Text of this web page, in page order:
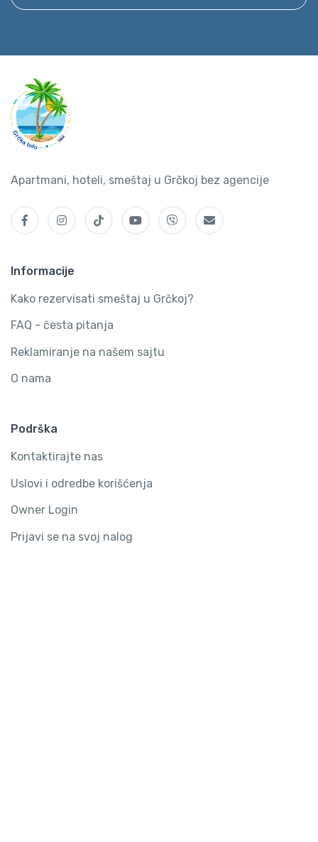
Apartmani, hoteli, smeštaj u Grčkoj bez agencije
Informacije
Kako rezervisati smeštaj u Grčkoj?
FAQ - česta pitanja
Reklamiranje na našem sajtu
O nama
Podrška
Kontaktirajte nas
Uslovi i odredbe korišćenja
Owner Login
Prijavi se na svoj nalog